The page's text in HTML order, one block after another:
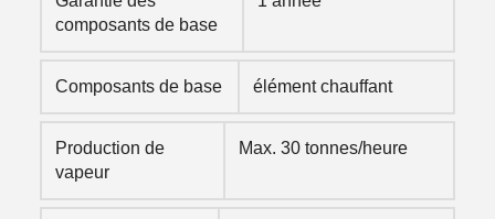
composants de base
Composants de base élément chauffant
Production de
vapeur
Max. 30 tonnes/heure